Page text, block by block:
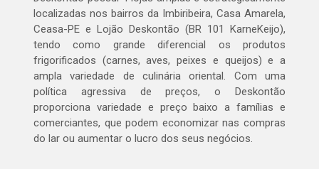
localizadas nos bairros da Imbiribeira, Casa Amarela,
Ceasa-PE e Lojão Deskontão (BR 101 KarneKeijo),
tendo como grande diferencial os produtos
frigorificados (carnes, aves, peixes e queijos) e a
ampla variedade de culinária oriental. Com uma
política agressiva de preços, o Deskontão
proporciona variedade e preço baixo a famílias e
comerciantes, que podem economizar nas compras
do lar ou aumentar o lucro dos seus negócios.